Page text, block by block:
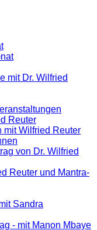
mit Dr. Wilfried
Reuter
mit Wilfried Reuter
von Dr. Wilfried
Reuter und Mantra-
Sandra
- mit Manon Mbaye